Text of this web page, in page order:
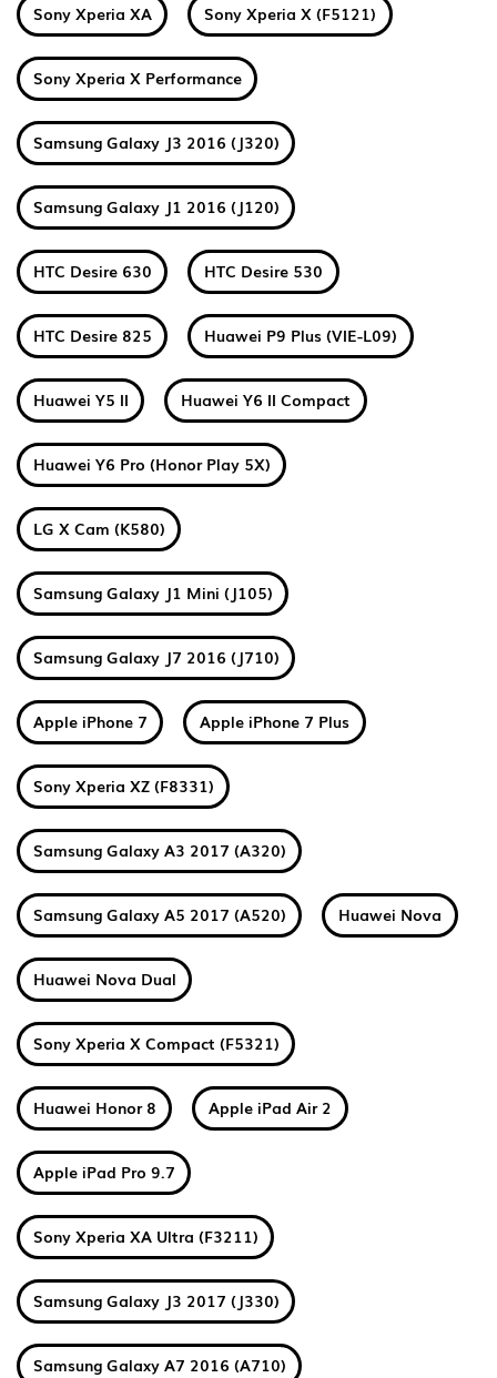
Sony Xperia XA Sony Xperia X (F5121)
Sony Xperia X Performance
Samsung Galaxy J3 2016 (J320)
Samsung Galaxy J1 2016 (J120)
HTC Desire 630 HTC Desire 530
HTC Desire 825 Huawei P9 Plus (VIE-L09)
Huawei Y5 II Huawei Y6 II Compact
Huawei Y6 Pro (Honor Play 5X)
LG X Cam (K580)
Samsung Galaxy J1 Mini (J105)
Samsung Galaxy J7 2016 (J710)
Apple iPhone 7 Apple iPhone 7 Plus
Sony Xperia XZ (F8331)
Samsung Galaxy A3 2017 (A320)
Samsung Galaxy A5 2017 (A520) Huawei Nova
Huawei Nova Dual
Sony Xperia X Compact (F5321)
Huawei Honor 8 Apple iPad Air 2
Apple iPad Pro 9.7
Sony Xperia XA Ultra (F3211)
Samsung Galaxy J3 2017 (J330)
Samsung Galaxy A7 2016 (A710)